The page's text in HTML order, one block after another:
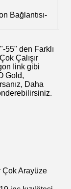
Bağlantısı-
55" den Farklı
Çalışır
Iink gibi
Gold,
Daha